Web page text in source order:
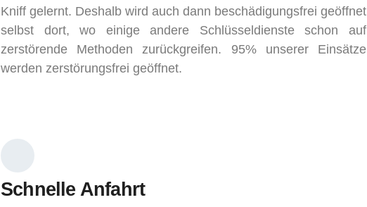
Kniff gelernt. Deshalb wird auch dann beschädigungsfrei geöffnet
selbst dort, wo einige andere Schlüsseldienste schon auf
zerstörende Methoden zurückgreifen. 95% unserer Einsätze
werden zerstörungsfrei geöffnet.
Schnelle Anfahrt